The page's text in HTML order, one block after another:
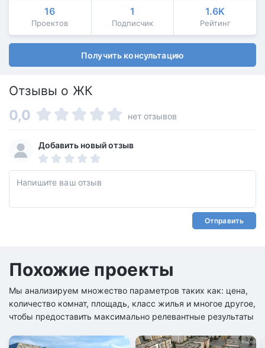
16
Проектов
1
Подписчик
1.6K
Рейтинг
Получить консультацию
Отзывы о ЖК
0,0 нет отзывов
Добавить новый отзыв
Отправить
Похожие проекты
Мы анализируем множество параметров таких как: цена,
количество комнат, площадь, класс жилья и многое другое,
чтобы предоставить максимально релевантные результаты